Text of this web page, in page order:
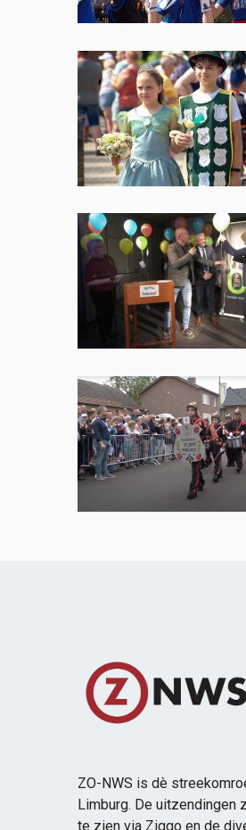
ZO-NWS is dè
Limburg. De uitzendingen
te zien via Ziggo en de